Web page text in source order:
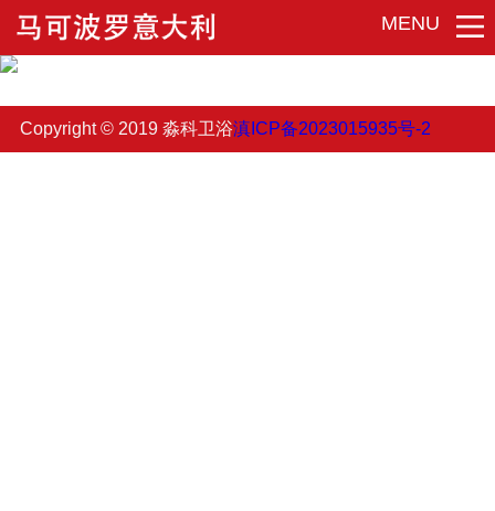
MENU
Copyright © 2019 淼科卫浴滇ICP备2023015935号-2